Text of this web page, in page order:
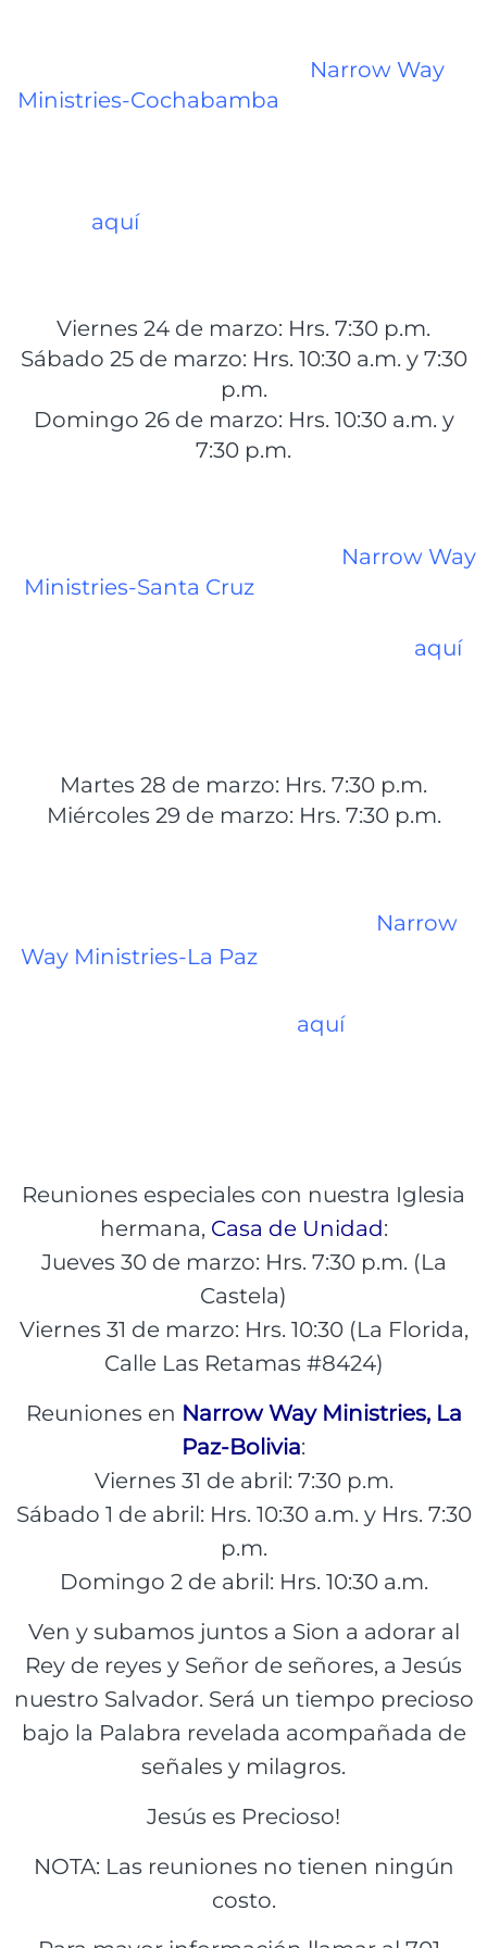
Narrow Way
Ministries-Cochabamba
aquí), en los siguientes horarios:
Viernes 24 de marzo: Hrs. 7:30 p.m.
Sábado 25 de marzo: Hrs. 10:30 a.m. y 7:30
p.m.
Domingo 26 de marzo: Hrs. 10:30 a.m. y
7:30 p.m.
Narrow Way
Ministries-Santa Cruz, ubicada en la calle
aquí),
Martes 28 de marzo: Hrs. 7:30 p.m.
Miércoles 29 de marzo: Hrs. 7:30 p.m.
Narrow
Way Ministries-La Paz, ubicada en la calle
aquí), en los
Reuniones especiales con nuestra Iglesia
hermana, Casa de Unidad:
Jueves 30 de marzo: Hrs. 7:30 p.m. (La
Castela)
Viernes 31 de marzo: Hrs. 10:30 (La Florida,
Calle Las Retamas #8424)
Reuniones en Narrow Way Ministries, La
Paz-Bolivia:
Viernes 31 de abril: 7:30 p.m.
Sábado 1 de abril: Hrs. 10:30 a.m. y Hrs. 7:30
p.m.
Domingo 2 de abril: Hrs. 10:30 a.m.
Ven y subamos juntos a Sion a adorar al
Rey de reyes y Señor de señores, a Jesús
nuestro Salvador. Será un tiempo precioso
bajo la Palabra revelada acompañada de
señales y milagros.
Jesús es Precioso!
NOTA: Las reuniones no tienen ningún
costo.